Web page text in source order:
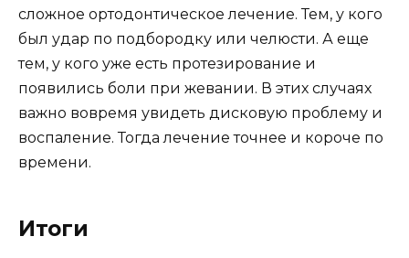
сложное ортодонтическое лечение. Тем, у кого
был удар по подбородку или челюсти. А еще
тем, у кого уже есть протезирование и
появились боли при жевании. В этих случаях
важно вовремя увидеть дисковую проблему и
воспаление. Тогда лечение точнее и короче по
времени.
Итоги